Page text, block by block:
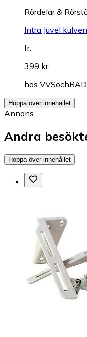
Rördelar &
Intra Juvel
fr.
399 kr
hos
Hoppa över innehållet
Annons
Andra
Hoppa över innehållet